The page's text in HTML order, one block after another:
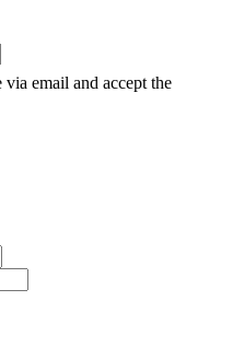
email and accept the